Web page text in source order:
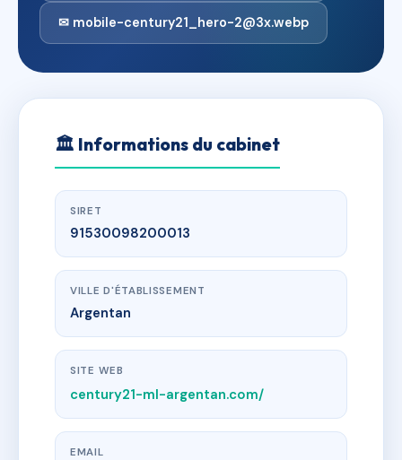
✉ mobile-century21_hero-2@3x.webp
🏛 Informations du cabinet
SIRET
91530098200013
VILLE D'ÉTABLISSEMENT
Argentan
SITE WEB
century21-ml-argentan.com/
EMAIL